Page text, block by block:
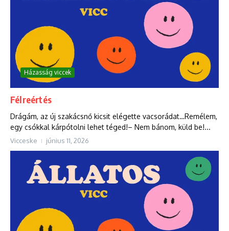
Házasság viccek
Félreértés
Drágám, az új szakácsnő kicsit elégette vacsorádat…Remélem,
egy csókkal kárpótolni lehet téged!– Nem bánom, küld be!...
Vicceske június 11, 2026